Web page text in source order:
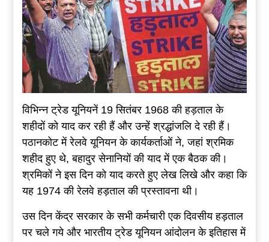
विभिन्न ट्रेड यूनियनें 19 सितंबर 1968 की हड़ताल के
शहीदों को याद कर रही हैं और उन्हें श्रद्धांजलि दे रही हैं।
पठानकोट में रेलवे यूनियन के कार्यकर्ताओं ने, जहां श्रमिक
शहीद हुए थे, बहादुर सेनानियों की याद में एक बैठक की।
श्रमिकों ने इस दिन को याद करते हुए लेख लिखे और कहा कि
यह 1974 की रेलवे हड़ताल की प्रस्तावना थी।
उस दिन केंद्र सरकार के सभी कर्मचारी एक दिवसीय हड़ताल
पर चले गये और भारतीय ट्रेड यूनियन आंदोलन के इतिहास में